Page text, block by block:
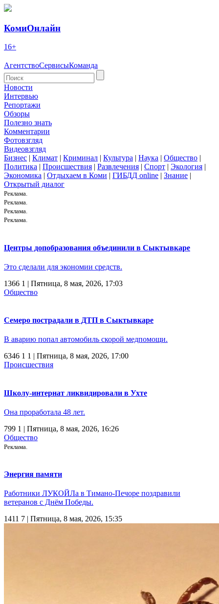
КомиОнлайн
16+
АгентствоСервисыКоманда
Новости
Интервью
Репортажи
Обзоры
Полезно знать
Комментарии
Фотовзгляд
Видеовзгляд
Бизнес | Климат | Криминал | Культура | Наука | Общество |
Политика | Происшествия | Развлечения | Спорт | Экология |
Экономика | Отдыхаем в Коми | ГИБДД online | Знание |
Открытый диалог
Реклама.
Реклама.
Реклама.
Реклама.
Центры допобразования объединили в Сыктывкаре
Это сделали для экономии средств.
1366 1 | Пятница, 8 мая, 2026, 17:03
Общество
Семеро пострадали в ДТП в Сыктывкаре
В аварию попал автомобиль скорой медпомощи.
6346 1 1 | Пятница, 8 мая, 2026, 17:00
Происшествия
Школу-интернат ликвидировали в Ухте
Она проработала 48 лет.
799 1 | Пятница, 8 мая, 2026, 16:26
Общество
Реклама.
Энергия памяти
Работники ЛУКОЙЛа в Тимано-Печоре поздравили
ветеранов с Днём Победы.
1411 7 | Пятница, 8 мая, 2026, 15:35